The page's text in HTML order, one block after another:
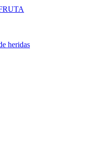
heridas